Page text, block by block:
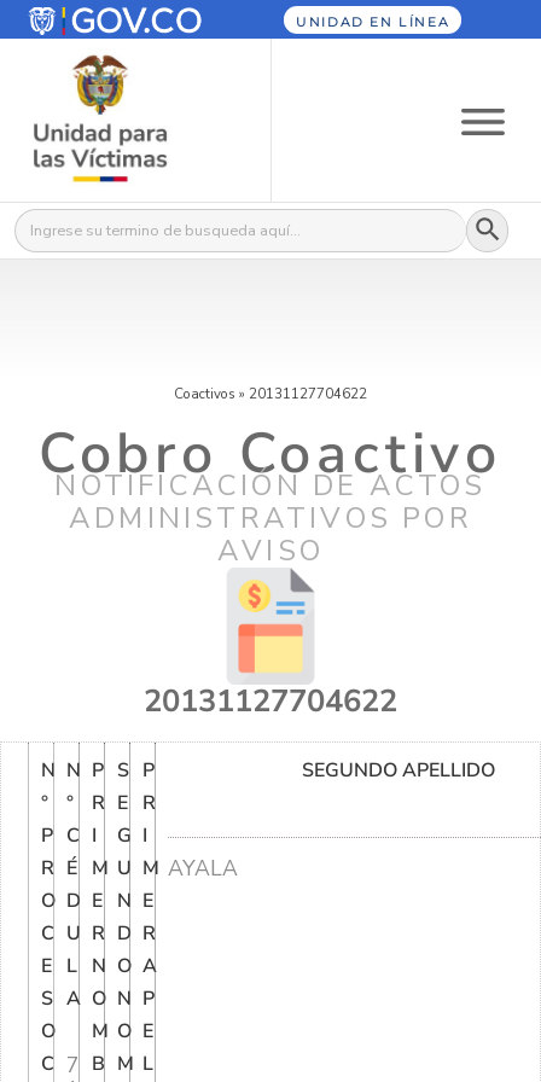
UNIDAD EN LÍNEA
Buscar: Botón
Coactivos » 20131127704622
Cobro Coactivo
NOTIFICACIÓN DE ACTOS
ADMINISTRATIVOS POR
AVISO
20131127704622
N
°
P
R
O
C
E
S
O
C
N
°
C
É
D
U
L
A
7
P
R
I
M
E
R
N
O
M
B
S
E
G
U
N
D
O
N
O
M
P
R
I
M
E
R
A
P
E
L
SEGUNDO APELLIDO
AYALA